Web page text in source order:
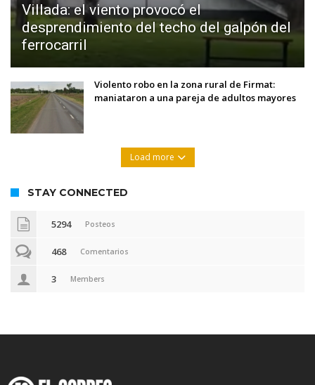
Villada: el viento provocó el
desprendimiento del techo del galpón del
ferrocarril
Violento robo en la zona rural de Firmat:
maniataron a una pareja de adultos mayores
Load more
STAY CONNECTED
5294 Posteos
468 Comentarios
3 Members